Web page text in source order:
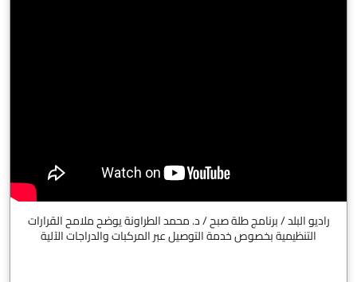
راديو البلد / برنامج طلة صبح / د. محمد الطراونة يوضح ملامح القرارات
التنظيمية بخصوص خدمة التوصيل عبر المركبات والدراجات الآلية